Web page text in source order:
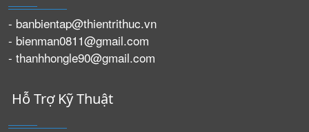
- banbientap@thientrithuc.vn
- bienman0811@gmail.com
- thanhhongle90@gmail.com
Hỗ Trợ Kỹ Thuật